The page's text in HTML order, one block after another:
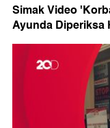
Simak Video
Ayunda Diperiksa